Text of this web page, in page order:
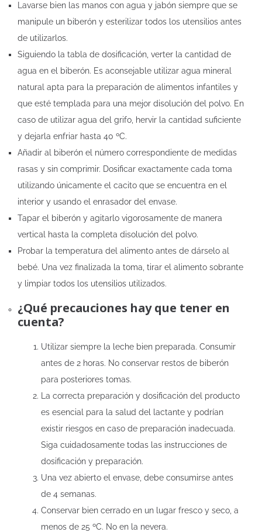
Lavarse bien las manos con agua y jabón siempre que se
manipule un biberón y esterilizar todos los utensilios antes
de utilizarlos.
Siguiendo la tabla de dosificación, verter la cantidad de
agua en el biberón. Es aconsejable utilizar agua mineral
natural apta para la preparación de alimentos infantiles y
que esté templada para una mejor disolución del polvo. En
caso de utilizar agua del grifo, hervir la cantidad suficiente
y dejarla enfriar hasta 40 ºC.
Añadir al biberón el número correspondiente de medidas
rasas y sin comprimir. Dosificar exactamente cada toma
utilizando únicamente el cacito que se encuentra en el
interior y usando el enrasador del envase.
Tapar el biberón y agitarlo vigorosamente de manera
vertical hasta la completa disolución del polvo.
Probar la temperatura del alimento antes de dárselo al
bebé. Una vez finalizada la toma, tirar el alimento sobrante
y limpiar todos los utensilios utilizados.
¿Qué precauciones hay que tener en
cuenta?
Utilizar siempre la leche bien preparada. Consumir
antes de 2 horas. No conservar restos de biberón
para posteriores tomas.
La correcta preparación y dosificación del producto
es esencial para la salud del lactante y podrían
existir riesgos en caso de preparación inadecuada.
Siga cuidadosamente todas las instrucciones de
dosificación y preparación.
Una vez abierto el envase, debe consumirse antes
de 4 semanas.
Conservar bien cerrado en un lugar fresco y seco, a
menos de 25 ºC. No en la nevera.